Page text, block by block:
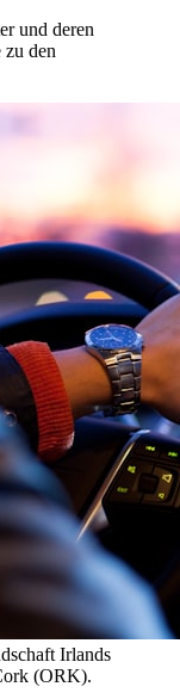
und deren
den
Irlands
(ORK).